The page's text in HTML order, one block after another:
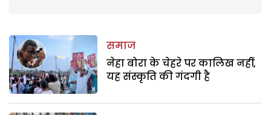
समाज
नेहा बोरा के चेहरे पर कालिख नहीं,
यह संस्कृति की गंदगी है